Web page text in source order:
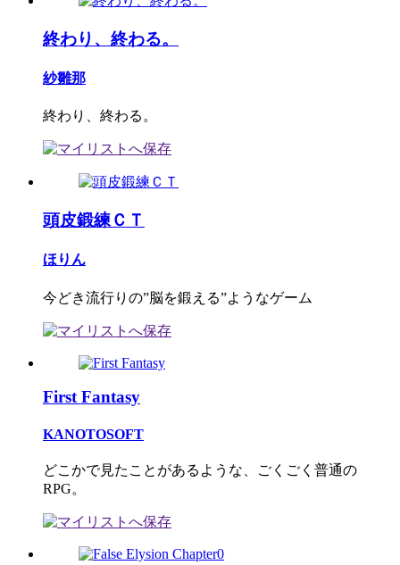
終わり、終わる。
紗雛那
終わり、終わる。
頭皮鍛練ＣＴ
ほりん
今どき流行りの”脳を鍛える”ようなゲーム
First Fantasy
KANOTOSOFT
どこかで見たことがあるような、ごくごく普通の
RPG。